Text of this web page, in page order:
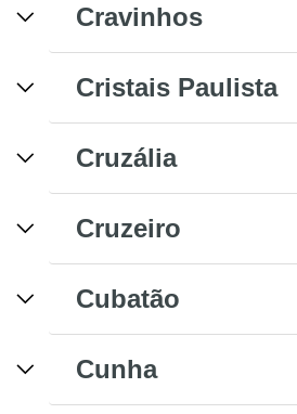
Cravinhos
Cristais Paulista
Cruzália
Cruzeiro
Cubatão
Cunha